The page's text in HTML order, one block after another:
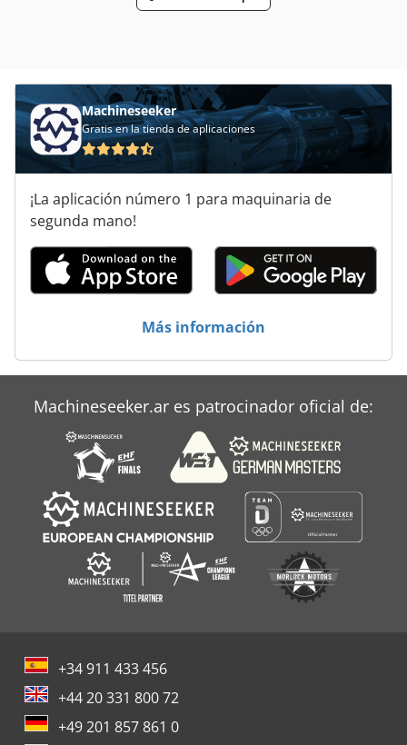
Incluye accesorios, herramientas y manuales.
Velocidad de la banda: hasta 175 m/min. Codpozmydasfx
Ahmsha Machineseeker
Gratis en la tienda de aplicaciones
¡La aplicación número 1 para maquinaria de
segunda mano!
Más información
Machineseeker.ar es patrocinador oficial de:
+34 911 433 456
+44 20 331 800 72
+49 201 857 861 0